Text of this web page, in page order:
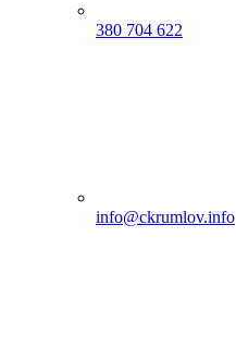
380 704 622
info@ckrumlov.info